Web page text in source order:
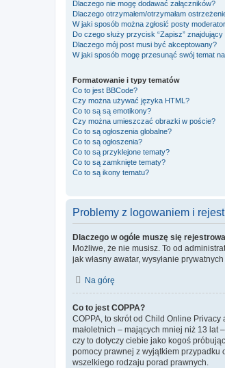
Dlaczego nie mogę dodawać załączników?
Dlaczego otrzymałem/otrzymałam
W jaki sposób można zgłosić posty
Do czego służy przycisk “Zapisz”
Dlaczego mój post musi być akceptowany?
W jaki sposób mogę przesunąć swój temat
Formatowanie i typy tematów
Co to jest BBCode?
Czy można używać języka HTML?
Co to są są emotikony?
Czy można umieszczać obrazki w poście?
Co to są ogłoszenia globalne?
Co to są ogłoszenia?
Co to są przyklejone tematy?
Co to są zamknięte tematy?
Co to są ikony tematu?
Problemy z logowaniem i
Dlaczego w ogóle muszę się
Możliwe, że nie musisz. To od
jak własny awatar, wysyłanie
Na górę
Co to jest COPPA?
COPPA, to skrót od Child Online
małoletnich – mających mniej niż 13
czy to dotyczy ciebie jako kogoś
pomocy prawnej z wyjątkiem przypadku
wszelkiego rodzaju porad prawnych.